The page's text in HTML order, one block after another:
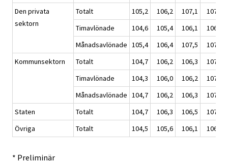
Den privata
sektorn
Totalt 105,2 106,2 107,1
107,5
Timavlönade
104,6 105,4 106,1
106,5
Månadsavlönade 105,4 106,4 107,5
107,8
Kommunsektorn
Totalt 104,7 106,2 106,3
107,3
Timavlönade
104,3 106,0 106,2
107,2
Månadsavlönade 104,7 106,2 106,3
107,3
Staten
Totalt 104,7 106,3 106,5
107,4
Övriga
Totalt 104,5 105,6 106,1 106,6
* Preliminär